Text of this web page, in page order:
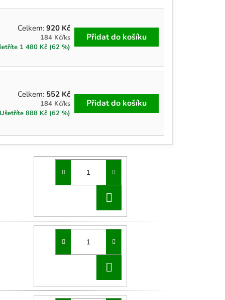
Celkem: 920 Kč
184 Kč/ks
1 480 Kč (62 %)
Přidat do košíku
Celkem: 552 Kč
184 Kč/ks
Ušetříte 888 Kč (62 %)
Přidat do košíku
KOŠÍKU
KOŠÍKU